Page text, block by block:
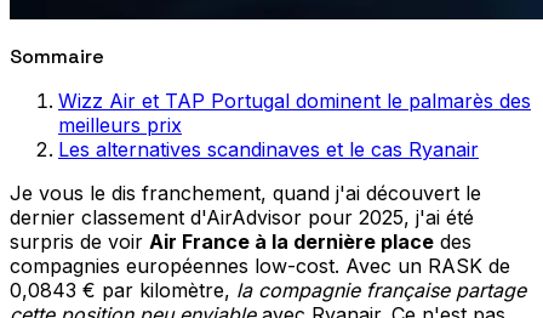
Sommaire
Wizz Air et TAP Portugal dominent le palmarès des
meilleurs prix
Les alternatives scandinaves et le cas Ryanair
Je vous le dis franchement, quand j'ai découvert le
dernier classement d'AirAdvisor pour 2025, j'ai été
surpris de voir Air France à la dernière place des
compagnies européennes low-cost. Avec un RASK de
0,0843 € par kilomètre, la compagnie française partage